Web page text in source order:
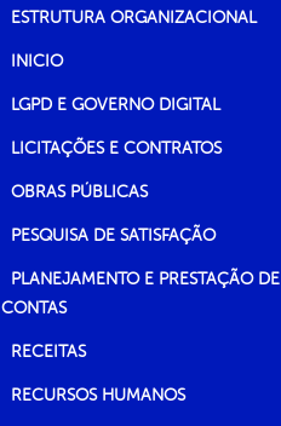
ESTRUTURA ORGANIZACIONAL
INICIO
LGPD E GOVERNO DIGITAL
LICITAÇÕES E CONTRATOS
OBRAS PÚBLICAS
PESQUISA DE SATISFAÇÃO
PLANEJAMENTO E PRESTAÇÃO DE
CONTAS
RECEITAS
RECURSOS HUMANOS